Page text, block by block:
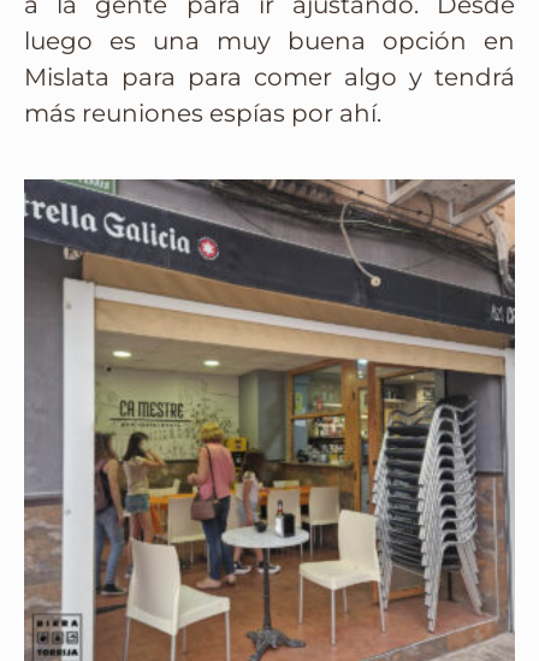
luego es una muy buena opción en
Mislata para para comer algo y tendrá
más reuniones espías por ahí.